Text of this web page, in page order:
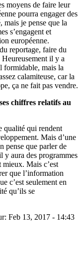
moyens de faire leur
pourra engager des
je pense que la
s’engagent et
européenne.
reportage, faire du
il y a
formidable, mais la
calamiteuse, car la
ça ne fait pas vendre.
chiffres relatifs au
qualité qui rendent
Mais d’une
pense que parler de
y aura des programmes
mieux. Mais c’est
que l’information
c’est seulement en
qu’ils se
Feb 13, 2017 - 14:43